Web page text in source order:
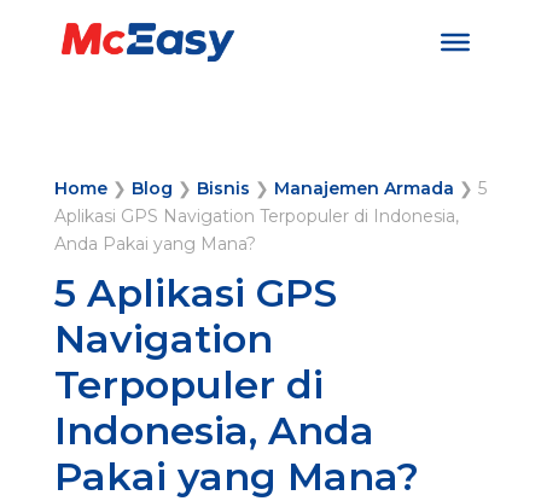
Home❯ Blog ❯ Bisnis ❯ Manajemen Armada ❯ 5
Aplikasi GPS Navigation Terpopuler di Indonesia,
Anda Pakai yang Mana?
5 Aplikasi GPS
Navigation
Terpopuler di
Indonesia, Anda
Pakai yang Mana?